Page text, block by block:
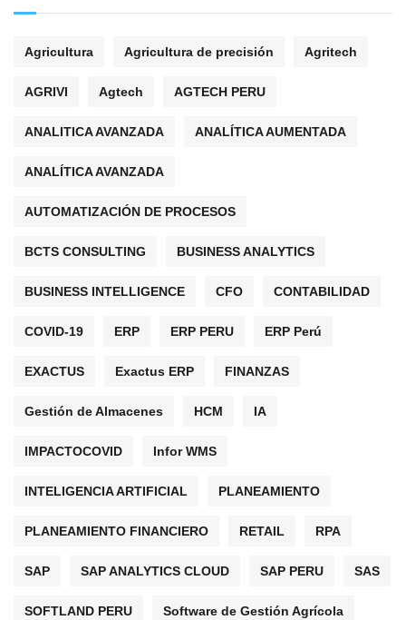
Agricultura Agricultura de precisión Agritech
AGRIVI Agtech AGTECH PERU
ANALITICA AVANZADA ANALÍTICA AUMENTADA
ANALÍTICA AVANZADA
AUTOMATIZACIÓN DE PROCESOS
BCTS CONSULTING BUSINESS ANALYTICS
BUSINESS INTELLIGENCE CFO CONTABILIDAD
COVID-19 ERP ERP PERU ERP Perú
EXACTUS Exactus ERP FINANZAS
Gestión de Almacenes HCM IA
IMPACTOCOVID Infor WMS
INTELIGENCIA ARTIFICIAL PLANEAMIENTO
PLANEAMIENTO FINANCIERO RETAIL RPA
SAP SAP ANALYTICS CLOUD SAP PERU SAS
SOFTLAND PERU Software de Gestión Agrícola